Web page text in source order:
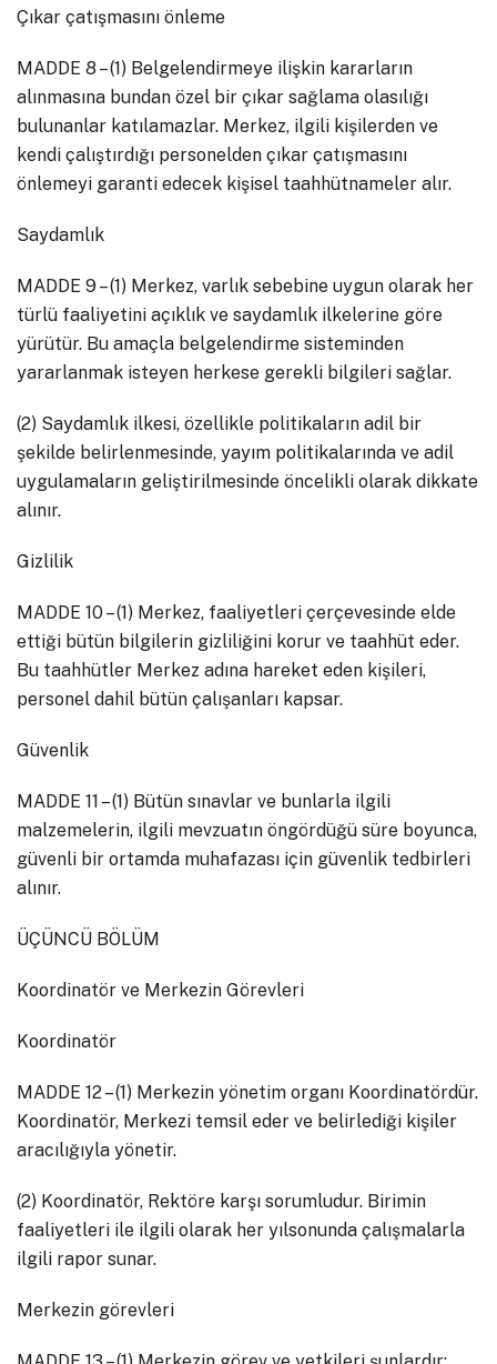
Çıkar çatışmasını önleme
MADDE 8 – (1) Belgelendirmeye ilişkin kararların
alınmasına bundan özel bir çıkar sağlama olasılığı
bulunanlar katılamazlar. Merkez, ilgili kişilerden ve
kendi çalıştırdığı personelden çıkar çatışmasını
önlemeyi garanti edecek kişisel taahhütnameler alır.
Saydamlık
MADDE 9 – (1) Merkez, varlık sebebine uygun olarak her
türlü faaliyetini açıklık ve saydamlık ilkelerine göre
yürütür. Bu amaçla belgelendirme sisteminden
yararlanmak isteyen herkese gerekli bilgileri sağlar.
(2) Saydamlık ilkesi, özellikle politikaların adil bir
şekilde belirlenmesinde, yayım politikalarında ve adil
uygulamaların geliştirilmesinde öncelikli olarak dikkate
alınır.
Gizlilik
MADDE 10 – (1) Merkez, faaliyetleri çerçevesinde elde
ettiği bütün bilgilerin gizliliğini korur ve taahhüt eder.
Bu taahhütler Merkez adına hareket eden kişileri,
personel dahil bütün çalışanları kapsar.
Güvenlik
MADDE 11 – (1) Bütün sınavlar ve bunlarla ilgili
malzemelerin, ilgili mevzuatın öngördüğü süre boyunca,
güvenli bir ortamda muhafazası için güvenlik tedbirleri
alınır.
ÜÇÜNCÜ BÖLÜM
Koordinatör ve Merkezin Görevleri
Koordinatör
MADDE 12 – (1) Merkezin yönetim organı Koordinatördür.
Koordinatör, Merkezi temsil eder ve belirlediği kişiler
aracılığıyla yönetir.
(2) Koordinatör, Rektöre karşı sorumludur. Birimin
faaliyetleri ile ilgili olarak her yılsonunda çalışmalarla
ilgili rapor sunar.
Merkezin görevleri